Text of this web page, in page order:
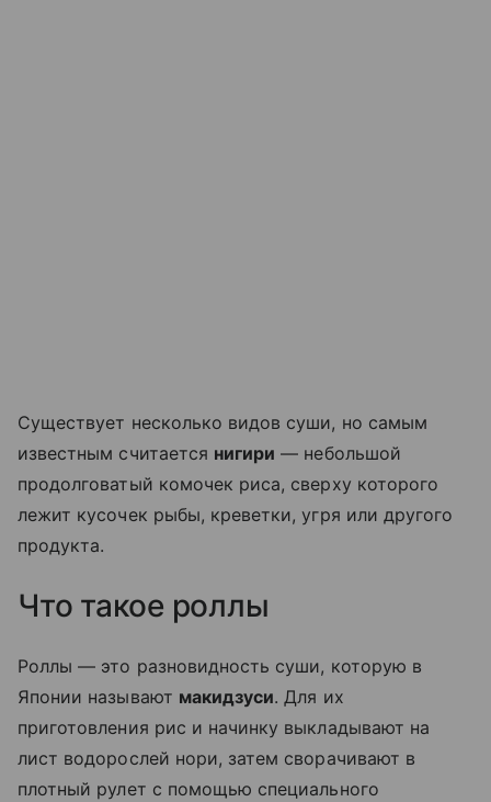
Существует несколько видов суши, но самым
известным считается нигири — небольшой
продолговатый комочек риса, сверху которого
лежит кусочек рыбы, креветки, угря или другого
продукта.
Что такое роллы
Роллы — это разновидность суши, которую в
Японии называют макидзуси. Для их
приготовления рис и начинку выкладывают на
лист водорослей нори, затем сворачивают в
плотный рулет с помощью специального